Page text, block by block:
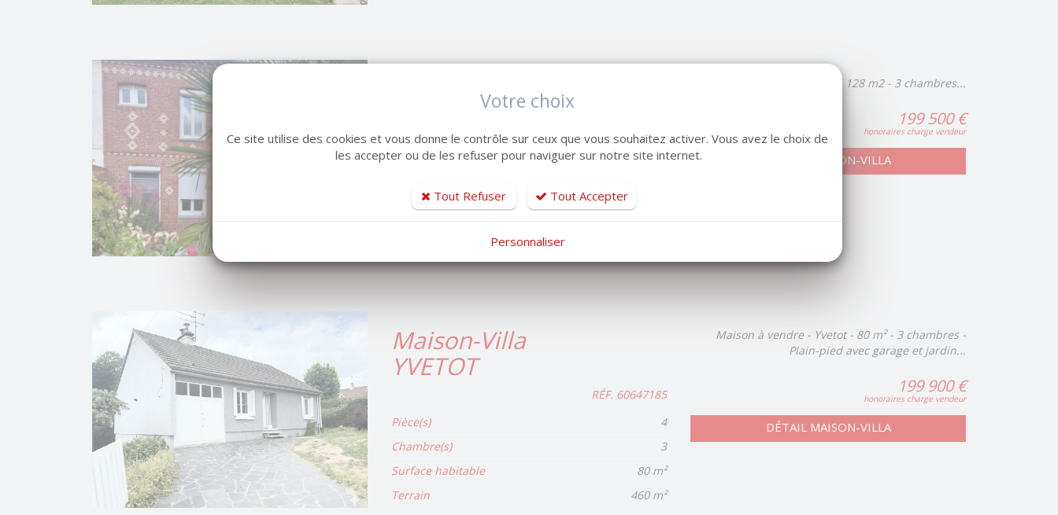
Maison-Villa
RÉF. 61155642
Chambre(s)
Surface habitable
128 m²
Maison à vendre - Yvetot - 128 m2 - 3 chambres...
199 500 €
honoraires charge vendeur
DÉTAIL MAISON-VILLA
Maison-Villa
YVETOT
RÉF. 60647185
Pièce(s)
4
Chambre(s)
3
Surface habitable
80 m²
Terrain
460 m²
Maison à vendre - Yvetot - 80 m² - 3 chambres -
Plain-pied avec garage et jardin...
199 900 €
honoraires charge vendeur
DÉTAIL MAISON-VILLA
Votre choix
Ce site utilise des cookies et vous donne le contrôle sur ceux que vous souhaitez activer. Vous avez le choix de
les accepter ou de les refuser pour naviguer sur notre site internet.
Tout Refuser Tout Accepter
Personnaliser